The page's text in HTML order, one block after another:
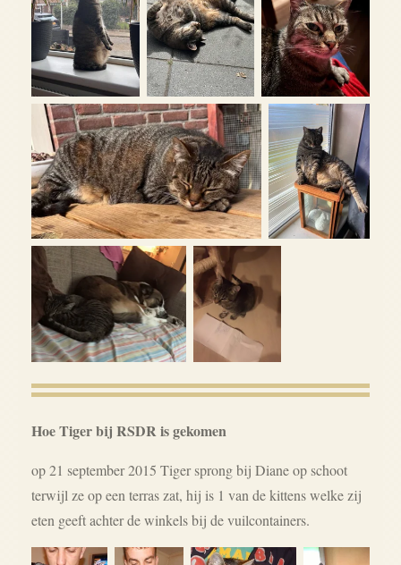
Hoe Tiger bij RSDR is gekomen
op 21 september 2015 Tiger sprong bij Diane op schoot
terwijl ze op een terras zat, hij is 1 van de kittens welke zij
eten geeft achter de winkels bij de vuilcontainers.